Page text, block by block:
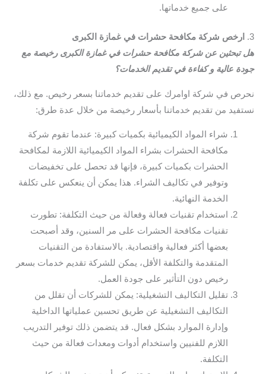
على جميع خدماتها.
3.
ارخص شركة مكافحة حشرات في غمازة الكبرى
هل تبحثين عن شركة مكافحة حشرات في غمازة الكبرى رخيصة مع
جودة عالية و كفاءة في تقديم الخدمات؟
نحرص في شركة اوامرك على تقديم خدماتنا بسعر رخيص. مع ذلك،
نستفيد من تقديم خدماتنا بأسعار رخيصة من خلال عدة طرق:
شراء المواد الكيميائية بكميات كبيرة: عندما تقوم شركة
مكافحة الحشرات بشراء المواد الكيميائية اللازمة لمكافحة
الحشرات بكميات كبيرة، فإنها قد تحصل على تخفيضات
وتوفير في تكاليف الشراء. هذا يمكن أن ينعكس على تكلفة
الخدمة النهائية.
استخدام تقنيات فعالة وفعالة من حيث التكلفة: تطورت
تقنيات مكافحة الحشرات على مر السنين، وقد أصبحت
بعضها أكثر فعالية واقتصادية. بالاستفادة من التقنيات
المتقدمة والتكلفة الأقل، يمكن للشركة تقديم خدمات بسعر
رخيص دون التأثير على جودة العمل.
تقليل التكاليف التشغيلية: يمكن للشركات أن تقلل من
التكاليف التشغيلية عن طريق تحسين عملياتها الداخلية
وإدارة الموارد بشكل فعال. قد يتضمن ذلك توفير التدريب
اللازم للفنيين واستخدام أدوات ومعدات فعالة من حيث
التكلفة.